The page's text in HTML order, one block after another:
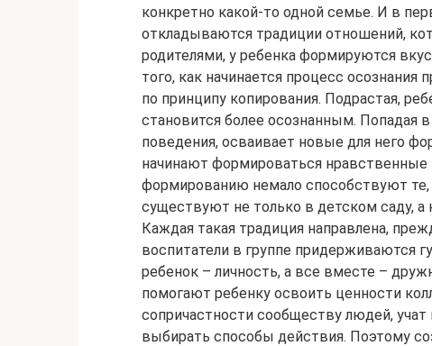
конкретно какой-то одной семье. И в
откладываются традиции отношений,
родителями, у ребенка формируются
того, как начинается процесс
по принципу копирования. Подрастая,
становится более осознанным. Попадая
поведения, осваивает новые для него
начинают формироваться
формированию немало способствуют
существуют не только в детском саду, а
Каждая такая традиция направлена,
воспитатели в группе придерживаются
ребенок – личность, а все вместе –
помогают ребенку освоить ценности
сопричастности сообществу людей,
выбирать способы действия. Поэтому